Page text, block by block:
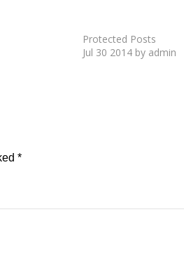
Protected Posts
Jul 30 2014 by admin
*